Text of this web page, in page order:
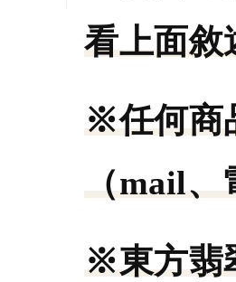
看上面敘
※任何商
（mail
※東方翡